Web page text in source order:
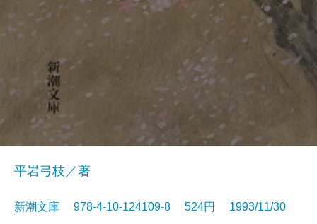
平岩弓枝／著
新潮文庫 978-4-10-124109-8 524円 1993/11/30